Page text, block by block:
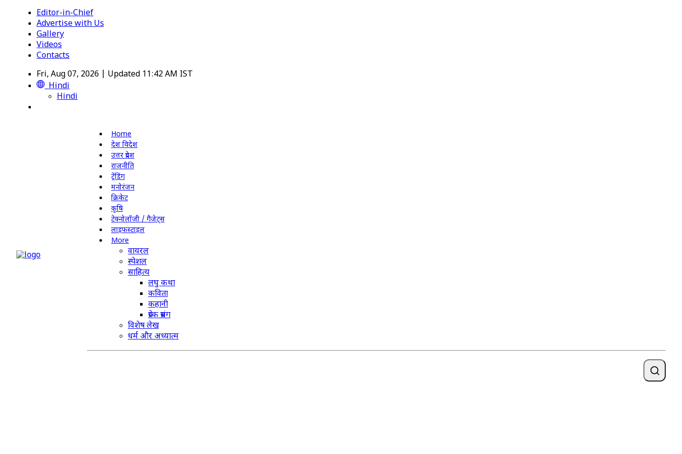
Editor-in-Chief
Advertise with Us
Gallery
Videos
Contacts
Fri, Aug 07, 2026 | Updated 11:42 AM IST
Hindi
Hindi
Home
देश विदेश
उत्तर प्रदेश
राजनीति
ट्रेंडिंग
मनोरंजन
क्रिकेट
कृषि
टेक्नोलॉजी / गैजेट्स
लाइफस्टाइल
More
वायरल
स्पेशल
साहित्य
लघु कथा
कविता
कहानी
प्रेरक प्रसंग
विशेष लेख
धर्म और अध्यात्म